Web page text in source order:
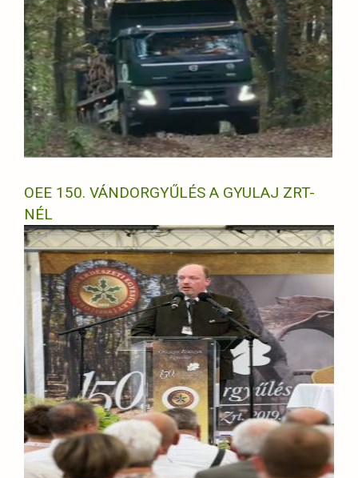
OEE 150. VÁNDORGYŰLÉS A GYULAJ ZRT-
NÉL